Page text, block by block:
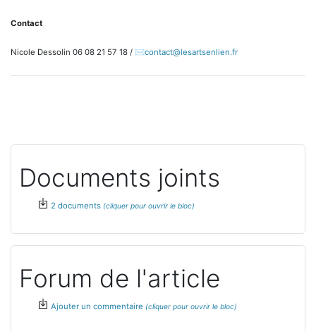
Contact
Nicole Dessolin 06 08 21 57 18 / contact@lesartsenlien.fr
Documents joints
2 documents
Forum de l'article
Ajouter un commentaire